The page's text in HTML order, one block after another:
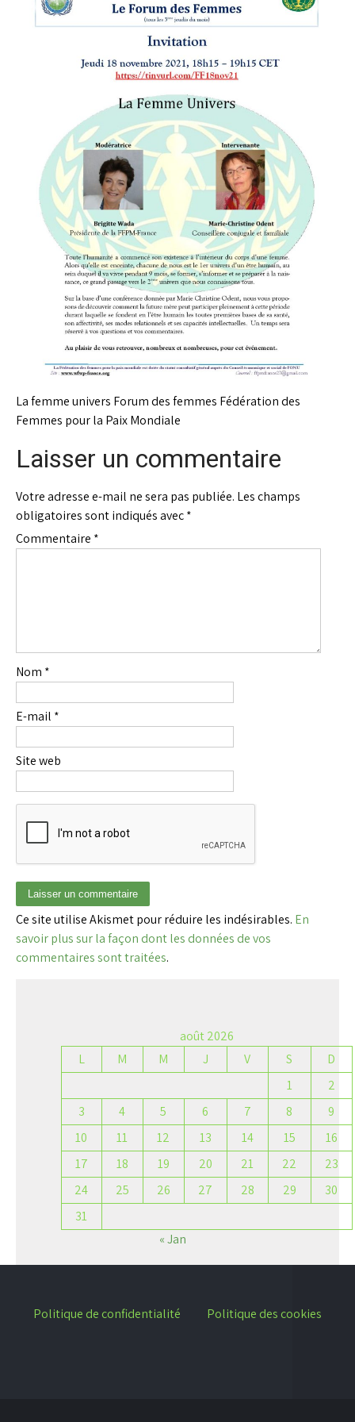
La femme univers Forum des femmes Fédération des
Femmes pour la Paix Mondiale
Laisser un commentaire
Votre adresse e-mail ne sera pas publiée. Les champs
obligatoires sont indiqués avec*
Commentaire *
Nom *
E-mail *
Site web
Ce site utilise Akismet pour réduire les indésirables. En
savoir plus sur la façon dont les données de vos
commentaires sont traitées.
août 2026
L
M M J V S
D
1
2
3
4 5 6 7 8
9
10
11 12 13 14 15
16
17
18 19 20 21 22
23
24
25 26 27 28 29
30
31
« Jan
Politique de confidentialité Politique des cookies